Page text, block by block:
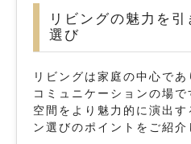
リビングの魅力を
選び
リビングは家庭の中心で
コミュニケーションの場
空間をより魅力的に演出
ン選びのポイントをご紹介